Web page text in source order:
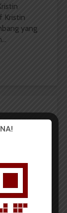
Kristin
yang
lalu,
untuk
dialog